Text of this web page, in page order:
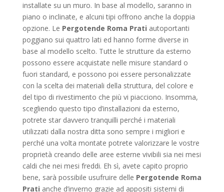
installate su un muro. In base al modello, saranno in
piano o inclinate, e alcuni tipi offrono anche la doppia
opzione. Le Pergotende Roma Prati autoportanti
poggiano sui quattro lati ed hanno forme diverse in
base al modello scelto. Tutte le strutture da esterno
possono essere acquistate nelle misure standard o
fuori standard, e possono poi essere personalizzate
con la scelta dei materiali della struttura, del colore e
del tipo di rivestimento che più vi piacciono. Insomma,
scegliendo questo tipo d’installazioni da esterno,
potrete star davvero tranquilli perché i materiali
utilizzati dalla nostra ditta sono sempre i migliori e
perché una volta montate potrete valorizzare le vostre
proprietà creando delle aree esterne vivibili sia nei mesi
caldi che nei mesi freddi. Eh sì, avete capito proprio
bene, sarà possibile usufruire delle Pergotende Roma
Prati anche d’inverno grazie ad appositi sistemi di